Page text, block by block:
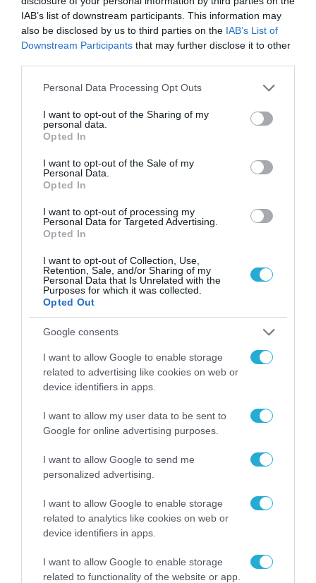
IAB’s list of downstream participants. This information may
also be disclosed by us to third parties on the IAB’s List of
Downstream Participants that may further disclose it to other
Please note that this website/app uses one or more Google
not limited to your visit or usage behaviour. You may click to
grant or deny consent to Google and its third-party tags to
use your data for below specified purposes in below Google
consent section.
Personal Data Processing Opt Outs
I want to opt-out of the Sharing of my
personal data.
Opted In
I want to opt-out of the Sale of my
Personal Data.
Opted In
I want to opt-out of processing my
Personal Data for Targeted Advertising.
Opted In
I want to opt-out of Collection, Use,
Retention, Sale, and/or Sharing of my
Personal Data that Is Unrelated with the
Purposes for which it was collected.
Opted Out
Google consents
I want to allow Google to enable storage
related to advertising like cookies on web or
device identifiers in apps.
I want to allow my user data to be sent to
Google for online advertising purposes.
I want to allow Google to send me
personalized advertising.
I want to allow Google to enable storage
related to analytics like cookies on web or
device identifiers in apps.
I want to allow Google to enable storage
related to functionality of the website or app.
Η ανακοίνωση του Πανελλήνιου Σωματείου
Πυροσβεστών για την δημοσιογράφο του OPEN
O διευθυντής του OPEN προσπαθεί να τα
«μαζέψει» για τη δημοσιογράφο που γέλασε
σε ρεπορτάζ για τις φωτιές